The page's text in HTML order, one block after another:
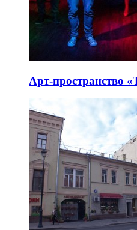
Арт-пространство